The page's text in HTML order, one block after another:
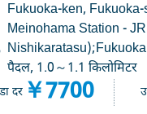
Fukuoka-ken,
Meinohama Station -
पैदल, 1.0～1.1 किलोमिटर
दर￥7700